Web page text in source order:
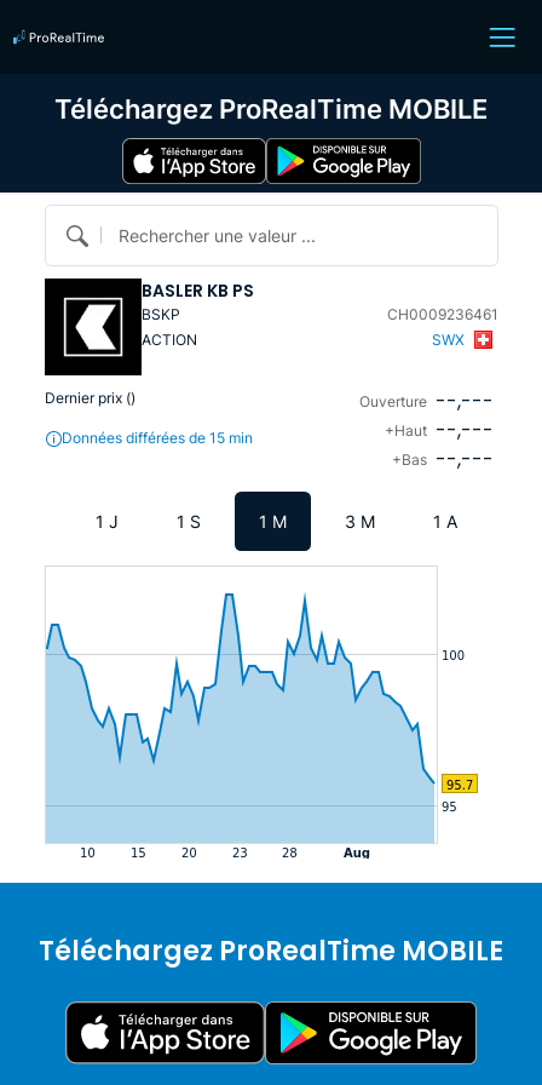
Rechercher une valeur ...
BASLER KB PS
BSKP
CH0009236461
ACTION
SWX
Dernier prix ()
Données différées de 15 min
Ouverture --,---
+Haut --,---
+Bas --,---
1 J 1 S 1 M 3 M 1 A
Téléchargez ProRealTime MOBILE
Téléchargez ProRealTime MOBILE